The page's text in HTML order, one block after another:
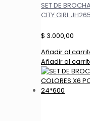
SET DE
CITY GIRL
$ 3.000,00
Añadir al
Añadir al